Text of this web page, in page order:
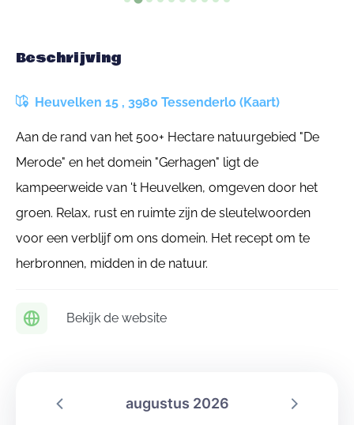
Beschrijving
Heuvelken 15 , 3980 Tessenderlo (Kaart)
Aan de rand van het 500+ Hectare natuurgebied "De
Merode" en het domein "Gerhagen" ligt de
kampeerweide van 't Heuvelken, omgeven door het
groen. Relax, rust en ruimte zijn de sleutelwoorden
voor een verblijf om ons domein. Het recept om te
herbronnen, midden in de natuur.
Bekijk de website
augustus 2026